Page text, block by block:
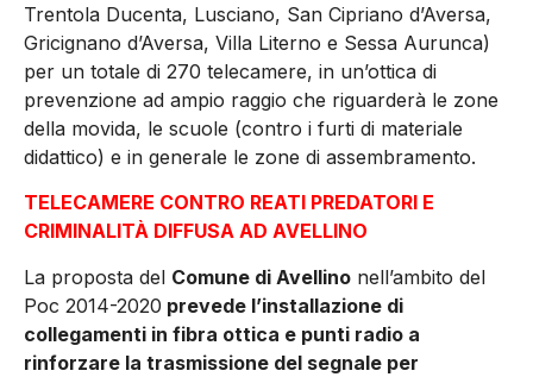
Trentola Ducenta, Lusciano, San Cipriano d’Aversa,
Gricignano d’Aversa, Villa Literno e Sessa Aurunca)
per un totale di 270 telecamere, in un’ottica di
prevenzione ad ampio raggio che riguarderà le zone
della movida, le scuole (contro i furti di materiale
didattico) e in generale le zone di assembramento.
TELECAMERE CONTRO REATI PREDATORI E
CRIMINALITÀ DIFFUSA AD AVELLINO
La proposta del Comune di Avellino nell’ambito del
Poc 2014-2020 prevede l’installazione di
collegamenti in fibra ottica e punti radio a
rinforzare la trasmissione del segnale per